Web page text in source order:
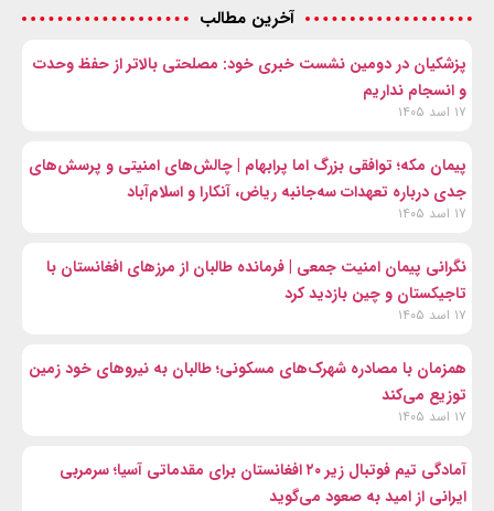
آخرین مطالب
پزشکیان در دومین نشست خبری خود: مصلحتی بالاتر از حفظ وحدت
و انسجام نداریم
۱۷ اسد ۱۴۰۵
پیمان مکه؛ توافقی بزرگ اما پرابهام | چالش‌های امنیتی و پرسش‌های
جدی درباره تعهدات سه‌جانبه ریاض، آنکارا و اسلام‌آباد
۱۷ اسد ۱۴۰۵
نگرانی پیمان امنیت جمعی | فرمانده طالبان از مرزهای افغانستان با
تاجیکستان و چین بازدید کرد
۱۷ اسد ۱۴۰۵
همزمان با مصادره شهرک‌های مسکونی؛ طالبان به نیروهای خود زمین
توزیع می‌کند
۱۷ اسد ۱۴۰۵
آمادگی تیم فوتبال زیر ۲۰ افغانستان برای مقدماتی آسیا؛ سرمربی
ایرانی از امید به صعود می‌گوید